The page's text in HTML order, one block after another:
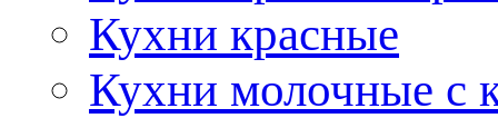
Кухни красные
Кухни молочные с